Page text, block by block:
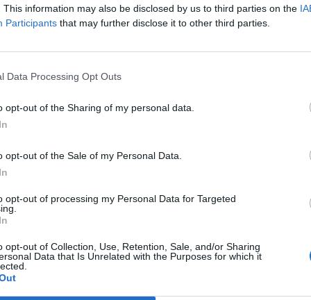
This information may also be disclosed by us to third parties on the
Participants that may further disclose it to other third parties.
Data Processing Opt Outs
opt-out of the Sharing of my personal data.
opt-out of the Sale of my Personal Data.
opt-out of processing my Personal Data for Targeted
opt-out of Collection, Use, Retention, Sale, and/or Sharing
Data that Is Unrelated with the Purposes for which it
że oprócz nowo otwartego punktu przy ul. Kopijników,
cztery inne stałe obiekty tego typu. Mieszkańcy mogą z nich
RÓWNIEŻ:
dzieci do 3. roku życia
podniesie próg 500 plus dla seniorów. Policzyliśmy, ile może
wypłata przy emeryturze od 2200 do 2700 zł
2026 19:14
1 (Białołęka)